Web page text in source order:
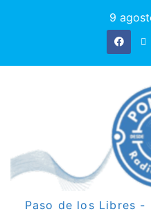
9
Paso de los Libres